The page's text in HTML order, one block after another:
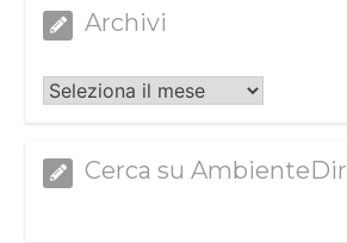
Archivi
Archivi
Cerca su